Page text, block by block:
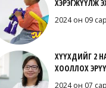
ХЭРЭГЖҮҮЛЖ
2024 он 09
ХҮҮХДИЙГ 2
ХООЛЛОХ
2024 он 07